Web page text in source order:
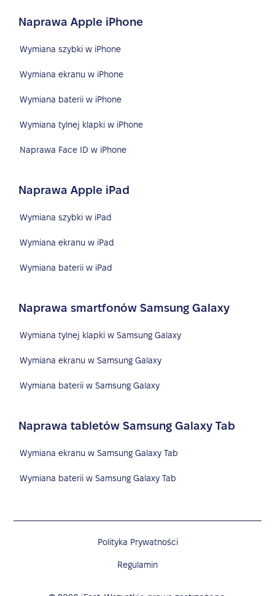
Naprawa Apple iPhone
Wymiana szybki w iPhone
Wymiana ekranu w iPhone
Wymiana baterii w iPhone
Wymiana tylnej klapki w iPhone
Naprawa Face ID w iPhone
Naprawa Apple iPad
Wymiana szybki w iPad
Wymiana ekranu w iPad
Wymiana baterii w iPad
Naprawa smartfonów Samsung Galaxy
Wymiana tylnej klapki w Samsung Galaxy
Wymiana ekranu w Samsung Galaxy
Wymiana baterii w Samsung Galaxy
Naprawa tabletów Samsung Galaxy Tab
Wymiana ekranu w Samsung Galaxy Tab
Wymiana baterii w Samsung Galaxy Tab
Polityka Prywatności
Regulamin